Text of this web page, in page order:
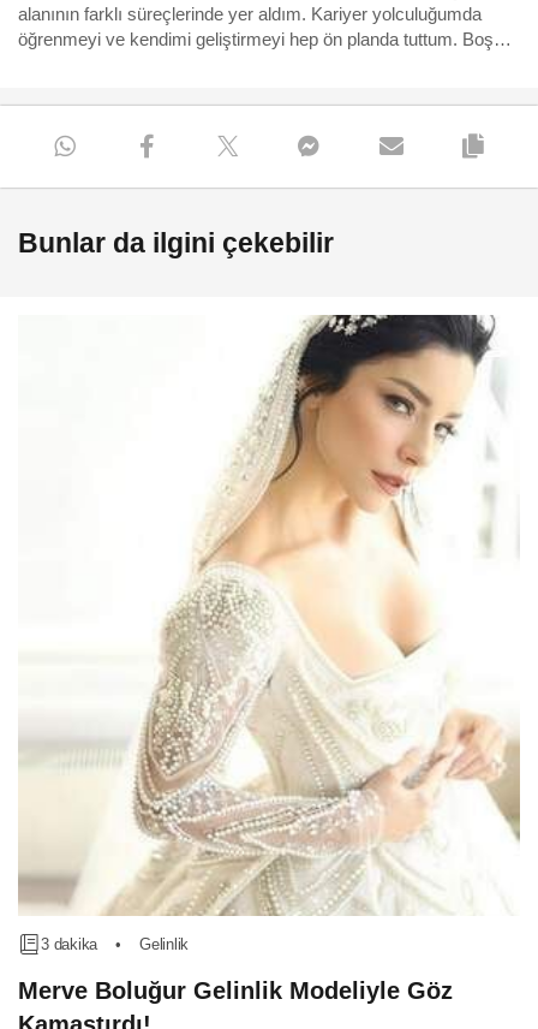
alanının farklı süreçlerinde yer aldım. Kariyer yolculuğumda
öğrenmeyi ve kendimi geliştirmeyi hep ön planda tuttum. Boş
hissediyorum.
Bunlar da ilgini çekebilir
3 dakika • Gelinlik
Merve Boluğur Gelinlik Modeliyle Göz